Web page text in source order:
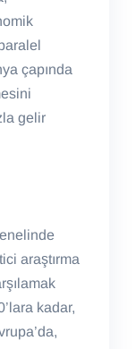
çapında
gelir
araştırma
kadar,